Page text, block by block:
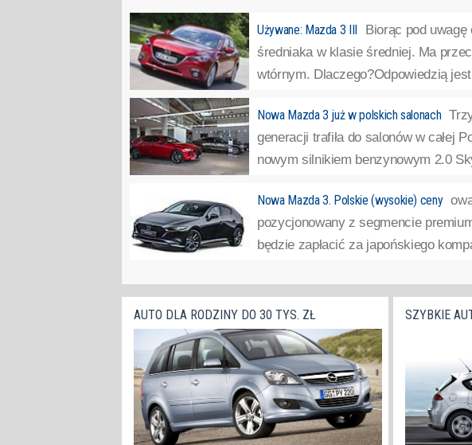
Używane: Mazda 3 III
Biorąc pod
średniaka w klasie średniej. Ma
wtórnym. Dlaczego?Odpowiedzią
Nowa Mazda 3 już w polskich salonach
generacji trafiła do salonów w całej
nowym silnikiem benzynowym 2.0
Nowa Mazda 3. Polskie (wysokie) ceny
pozycjonowany z segmencie
będzie zapłacić za japońskiego
AUTO DLA RODZINY DO 30 TYS. ZŁ SZYBKIE